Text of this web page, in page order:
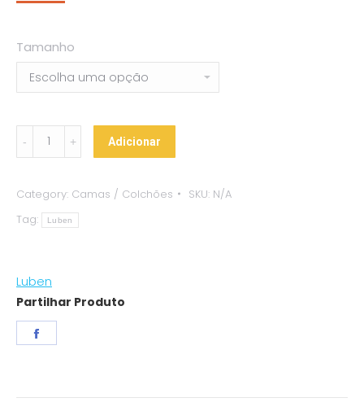
Tamanho
Luben
-
Extreme
Azul
Adicionar
Category: Camas / Colchões SKU: N/A
Tag:
Luben
Luben
Partilhar Produto